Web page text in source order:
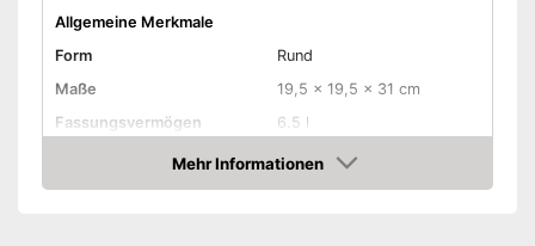
Allgemeine Merkmale
Form
Rund
Maße
19,5 x 19,5 x 31 cm
Fassungsvermögen
6.5 l
Material Gehäuse
Kunststoff
Material Deckel
Mehr Informationen
Amazon